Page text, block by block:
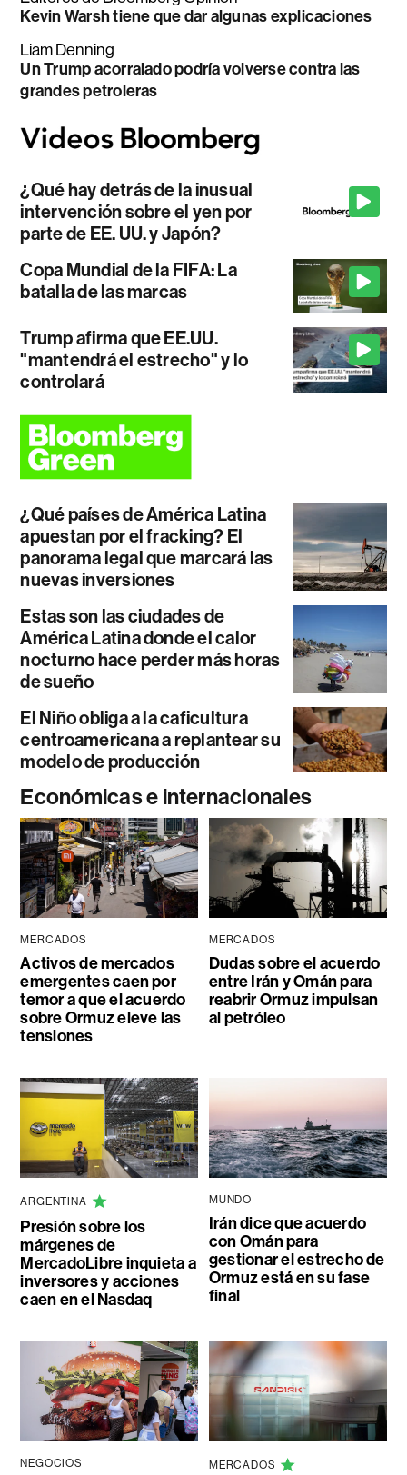
Kevin Warsh tiene que dar algunas explicaciones
Liam Denning
Un Trump acorralado podría volverse contra las
grandes petroleras
¿Qué hay detrás de la inusual
intervención sobre el yen por
parte de EE. UU. y Japón?
Copa Mundial de la FIFA: La
batalla de las marcas
Trump afirma que EE.UU.
"mantendrá el estrecho" y lo
controlará
¿Qué países de América Latina
apuestan por el fracking? El
panorama legal que marcará las
nuevas inversiones
Estas son las ciudades de
América Latina donde el calor
nocturno hace perder más horas
de sueño
El Niño obliga a la caficultura
centroamericana a replantear su
modelo de producción
Económicas e internacionales
MERCADOS
Activos de mercados
emergentes caen por
temor a que el acuerdo
sobre Ormuz eleve las
tensiones
MERCADOS
Dudas sobre el acuerdo
entre Irán y Omán para
reabrir Ormuz impulsan
al petróleo
ARGENTINA
Presión sobre los
márgenes de
MercadoLibre inquieta a
inversores y acciones
caen en el Nasdaq
MUNDO
Irán dice que acuerdo
con Omán para
gestionar el estrecho de
Ormuz está en su fase
final
NEGOCIOS MERCADOS